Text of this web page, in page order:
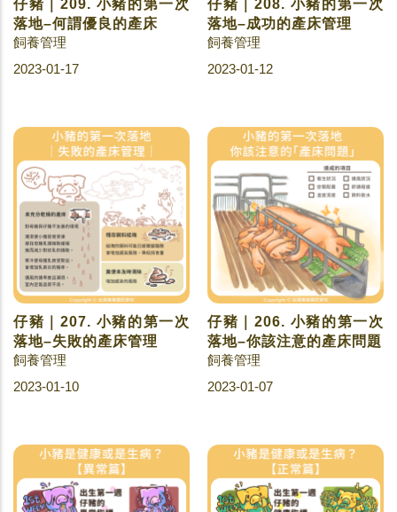
仔豬｜209. 小豬的第一次
落地–何謂優良的產床
飼養管理
2023-01-17
仔豬｜208. 小豬的第一次
落地–成功的產床管理
飼養管理
2023-01-12
仔豬｜207. 小豬的第一次
落地–失敗的產床管理
飼養管理
2023-01-10
仔豬｜206. 小豬的第一次
落地–你該注意的產床問題
飼養管理
2023-01-07